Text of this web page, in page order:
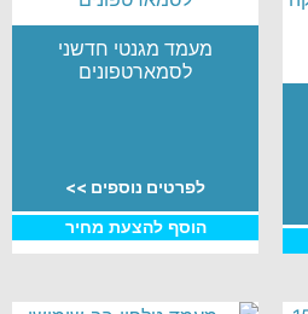
מעמד מגנטי חדשני
לסמארטפונים
לפרטים נוספים >>
הוסף להצעת מחיר